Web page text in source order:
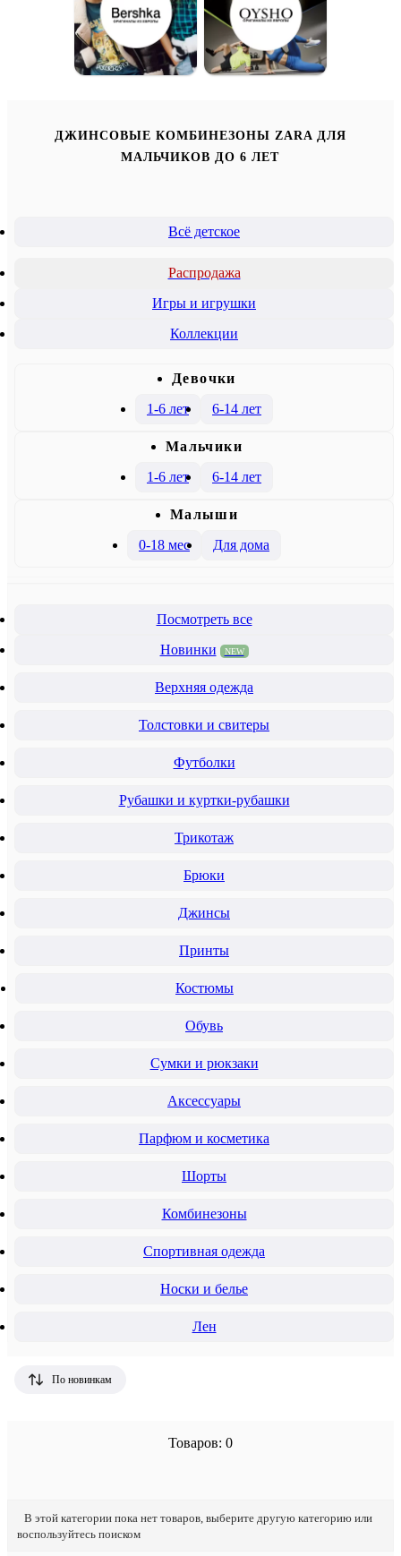
ДЖИНСОВЫЕ КОМБИНЕЗОНЫ ZARA ДЛЯ
МАЛЬЧИКОВ ДО 6 ЛЕТ
Всё детское
Распродажа
Игры и игрушки
Коллекции
Девочки
1-6 лет
6-14 лет
Mальчики
1-6 лет
6-14 лет
Малыши
0-18 мес
Для дома
Посмотреть все
Новинки
NEW
Верхняя одежда
Толстовки и свитеры
Футболки
Рубашки и куртки-рубашки
Трикотаж
Брюки
Джинсы
Принты
Костюмы
Обувь
Сумки и рюкзаки
Аксессуары
Парфюм и косметика
Шорты
Комбинезоны
Спортивная одежда
Носки и белье
Лен
По новинкам
Товаров: 0
В этой категории пока нет товаров, выберите другую категорию или
воспользуйтесь поиском